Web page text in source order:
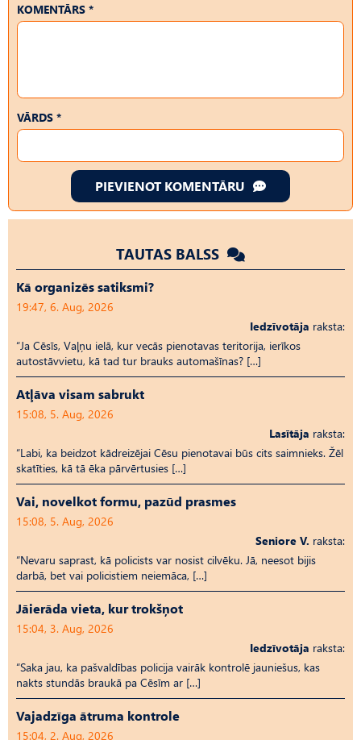
KOMENTĀRS *
VĀRDS *
PIEVIENOT KOMENTĀRU
TAUTAS BALSS
Kā organizēs satiksmi?
19:47, 6. Aug, 2026
Iedzīvotāja raksta:
“Ja Cēsīs, Vaļņu ielā, kur vecās pienotavas teritorija, ierīkos
autostāvvietu, kā tad tur brauks automašīnas? […]
Atļāva visam sabrukt
15:08, 5. Aug, 2026
Lasītāja raksta:
“Labi, ka beidzot kādreizējai Cēsu pienotavai būs cits saimnieks. Žēl
skatīties, kā tā ēka pārvērtusies […]
Vai, novelkot formu, pazūd prasmes
15:08, 5. Aug, 2026
Seniore V. raksta:
“Nevaru saprast, kā policists var nosist cilvēku. Jā, neesot bijis
darbā, bet vai policistiem neiemāca, […]
Jāierāda vieta, kur trokšņot
15:04, 3. Aug, 2026
Iedzīvotāja raksta:
“Saka jau, ka pašvaldības policija vairāk kontrolē jauniešus, kas
nakts stundās braukā pa Cēsīm ar […]
Vajadzīga ātruma kontrole
15:04, 2. Aug, 2026